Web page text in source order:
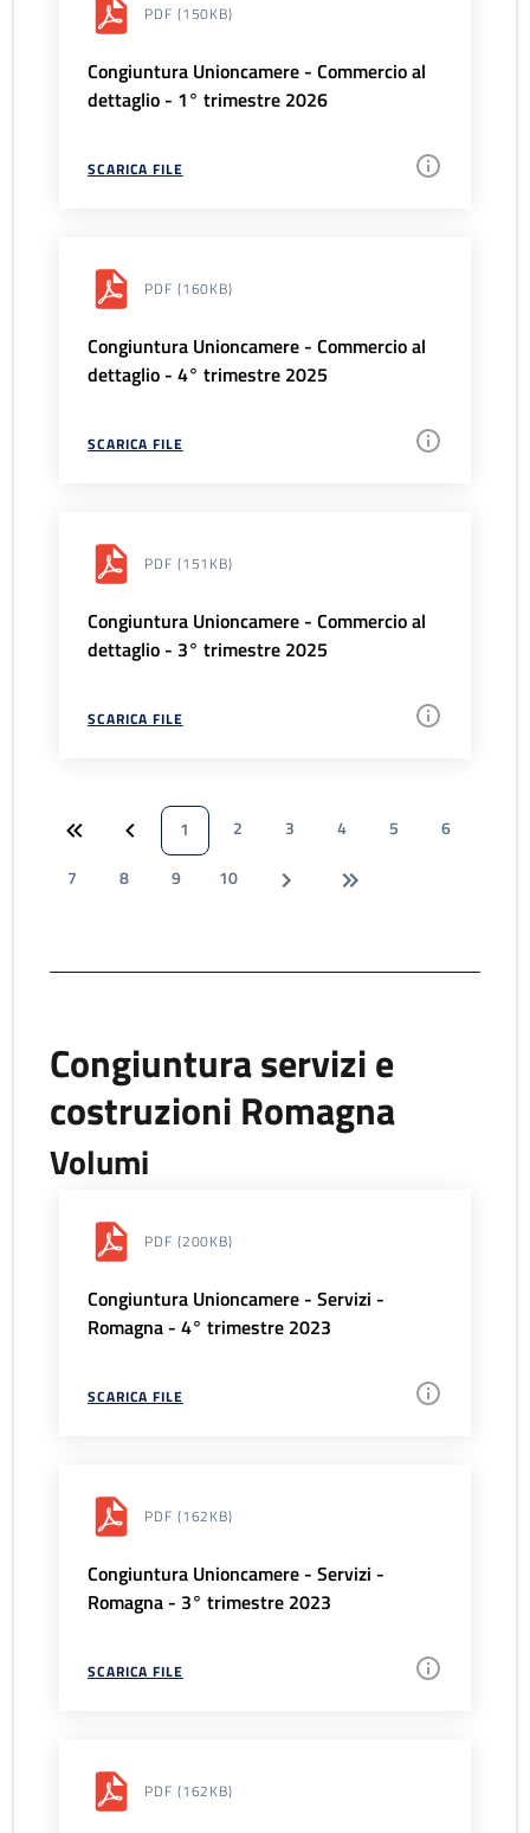
PDF (150KB)
Congiuntura Unioncamere - Commercio al
dettaglio - 1° trimestre 2026
SCARICA FILE
PDF (160KB)
Congiuntura Unioncamere - Commercio al
dettaglio - 4° trimestre 2025
SCARICA FILE
PDF (151KB)
Congiuntura Unioncamere - Commercio al
dettaglio - 3° trimestre 2025
SCARICA FILE
1 2 3 4 5
6
7
8 9 10
Congiuntura servizi e
costruzioni Romagna
Volumi
PDF (200KB)
Congiuntura Unioncamere - Servizi -
Romagna - 4° trimestre 2023
SCARICA FILE
PDF (162KB)
Congiuntura Unioncamere - Servizi -
Romagna - 3° trimestre 2023
SCARICA FILE
PDF (162KB)